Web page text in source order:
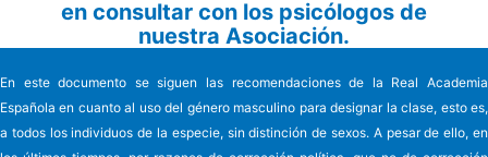
en consultar con los psicólogos de
nuestra Asociación.
En este documento se siguen las recomendaciones de la Real Academia
Española en cuanto al uso del género masculino para designar la clase, esto es,
a todos los individuos de la especie, sin distinción de sexos. A pesar de ello, en